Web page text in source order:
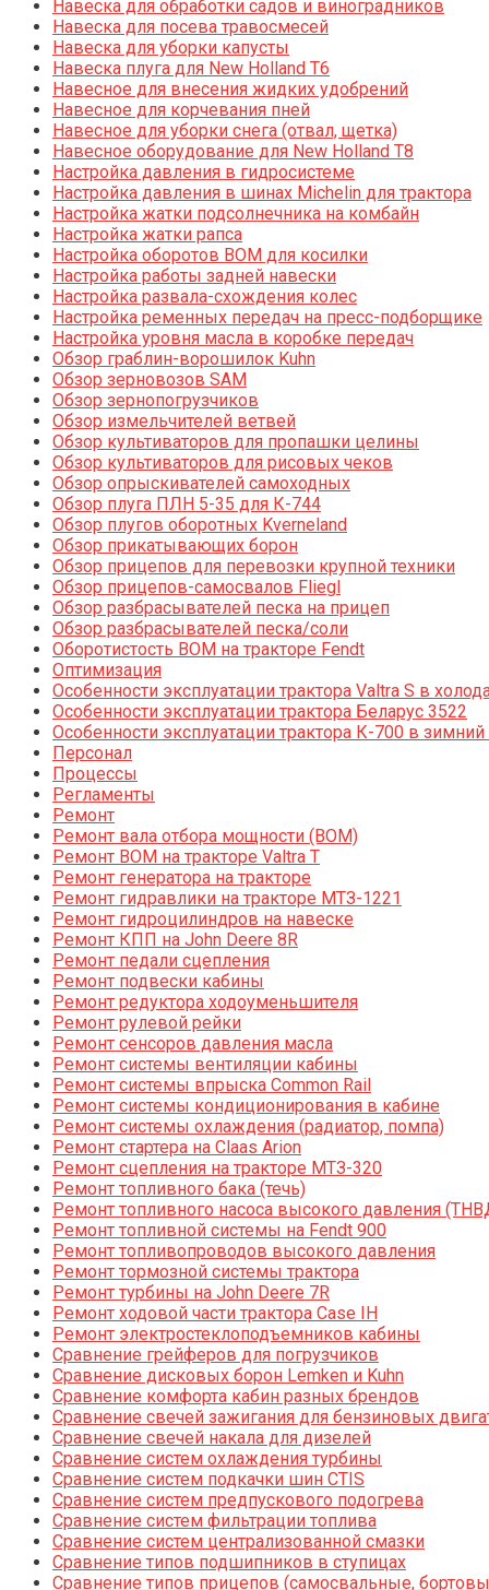
Навеска для обработки садов и виноградников
Навеска для посева травосмесей
Навеска для уборки капусты
Навеска плуга для New Holland T6
Навесное для внесения жидких удобрений
Навесное для корчевания пней
Навесное для уборки снега (отвал, щетка)
Навесное оборудование для New Holland T8
Настройка давления в гидросистеме
Настройка давления в шинах Michelin для трактора
Настройка жатки подсолнечника на комбайн
Настройка жатки рапса
Настройка оборотов ВОМ для косилки
Настройка работы задней навески
Настройка развала-схождения колес
Настройка ременных передач на пресс-подборщике
Настройка уровня масла в коробке передач
Обзор граблин-ворошилок Kuhn
Обзор зерновозов SAM
Обзор зернопогрузчиков
Обзор измельчителей ветвей
Обзор культиваторов для пропашки целины
Обзор культиваторов для рисовых чеков
Обзор опрыскивателей самоходных
Обзор плуга ПЛН 5-35 для К-744
Обзор плугов оборотных Kverneland
Обзор прикатывающих борон
Обзор прицепов для перевозки крупной техники
Обзор прицепов-самосвалов Fliegl
Обзор разбрасывателей песка на прицеп
Обзор разбрасывателей песка/соли
Оборотистость ВОМ на тракторе Fendt
Оптимизация
Особенности эксплуатации трактора Valtra S в
Особенности эксплуатации трактора Беларус 3522
Особенности эксплуатации трактора К-700 в
Персонал
Процессы
Регламенты
Ремонт
Ремонт вала отбора мощности (ВОМ)
Ремонт ВОМ на тракторе Valtra T
Ремонт генератора на тракторе
Ремонт гидравлики на тракторе МТЗ-1221
Ремонт гидроцилиндров на навеске
Ремонт КПП на John Deere 8R
Ремонт педали сцепления
Ремонт подвески кабины
Ремонт редуктора ходоуменьшителя
Ремонт рулевой рейки
Ремонт сенсоров давления масла
Ремонт системы вентиляции кабины
Ремонт системы впрыска Common Rail
Ремонт системы кондиционирования в кабине
Ремонт системы охлаждения (радиатор, помпа)
Ремонт стартера на Claas Arion
Ремонт сцепления на тракторе МТЗ-320
Ремонт топливного бака (течь)
Ремонт топливного насоса высокого давления
Ремонт топливной системы на Fendt 900
Ремонт топливопроводов высокого давления
Ремонт тормозной системы трактора
Ремонт турбины на John Deere 7R
Ремонт ходовой части трактора Case IH
Ремонт электростеклоподъемников кабины
Сравнение грейферов для погрузчиков
Сравнение дисковых борон Lemken и Kuhn
Сравнение комфорта кабин разных брендов
Сравнение свечей зажигания для бензиновых
Сравнение свечей накала для дизелей
Сравнение систем охлаждения турбины
Сравнение систем подкачки шин CTIS
Сравнение систем предпускового подогрева
Сравнение систем фильтрации топлива
Сравнение систем централизованной смазки
Сравнение типов подшипников в ступицах
Сравнение типов прицепов (самосвальные,